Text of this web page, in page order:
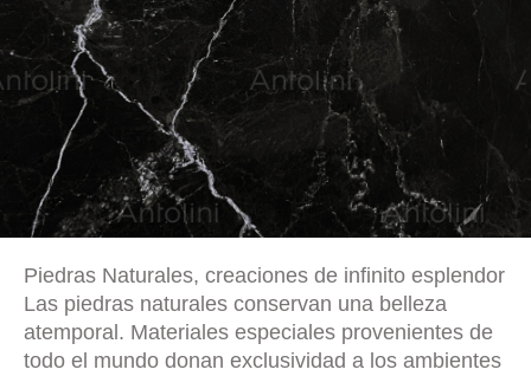
Piedras Naturales, creaciones de infinito esplendor
Las piedras naturales conservan una belleza
atemporal. Materiales especiales provenientes de
todo el mundo donan exclusividad a los ambientes